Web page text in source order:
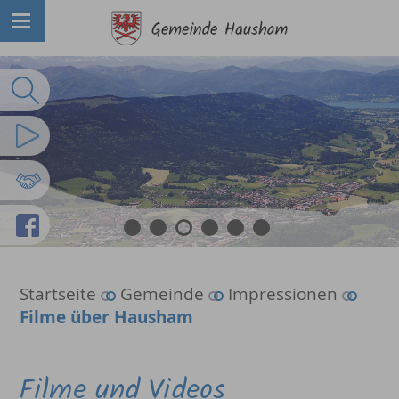
1 2 3 4 5 6
Volltextsuche
Imagefilm
Partnergemeinden
Facebook
Startseite Gemeinde
Impressionen
Filme über Hausham
Filme und Videos